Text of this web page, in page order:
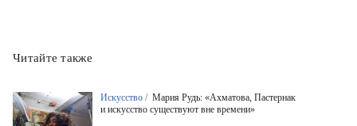
Читайте также
Искусство / Мария Рудь: «Ахматова, Пастернак
и искусство существуют вне времени»